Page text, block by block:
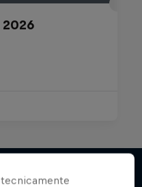
2026